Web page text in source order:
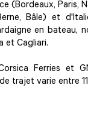
(Bordeaux,
Bâle) et
en bateau,
et Cagliari.
Ferries et
trajet varie entre